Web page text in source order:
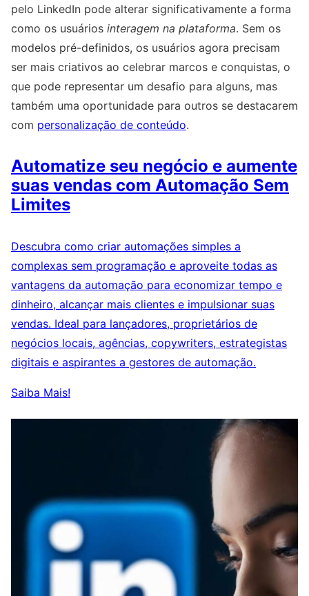
pelo LinkedIn pode alterar significativamente a forma
como os usuários interagem na plataforma. Sem os
modelos pré-definidos, os usuários agora precisam
ser mais criativos ao celebrar marcos e conquistas, o
que pode representar um desafio para alguns, mas
também uma oportunidade para outros se destacarem
com personalização de conteúdo.
Automatize seu negócio e aumente
suas vendas com Automação Sem
Limites
Descubra como criar automações simples a
complexas sem programação e aproveite todas as
vantagens da automação para economizar tempo e
dinheiro, alcançar mais clientes e impulsionar suas
vendas. Ideal para lançadores, proprietários de
negócios locais, agências, copywriters, estrategistas
digitais e aspirantes a gestores de automação.
Saiba Mais!